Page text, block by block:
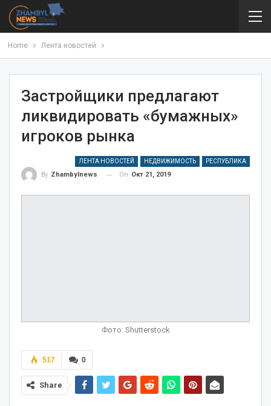
Home Лента новостей
Застройщики предлагают
ликвидировать «бумажных»
игроков рынка
ЛЕНТА НОВОСТЕЙ НЕДВИЖИМОСТЬ РЕСПУБЛИКА
By Zhambylnews On Окт 21, 2019
Фото: Shutterstock
0
517
Share